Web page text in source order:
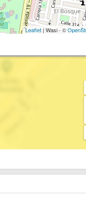
Leaflet | Wasi - ©